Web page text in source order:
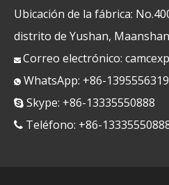
Ubicación de la fábrica:
distrito de Yushan,
 Correo electrónico:
 WhatsApp: +86-
 Skype: +86-13335550888
 Teléfono: +86-